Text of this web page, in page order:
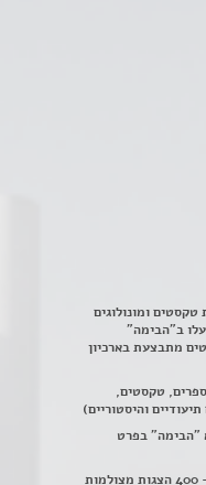
טקסטים ומונולוגים
מחזות, שהועלו ב"הבימה"
מתבצעת בארכיון
ספרים, טקסטים,
והיסטוריים)
"הבימה" בפרט
חדר הצפייה מרווח ובו ניתן לצפות ב- 400 הצגות מצולמות